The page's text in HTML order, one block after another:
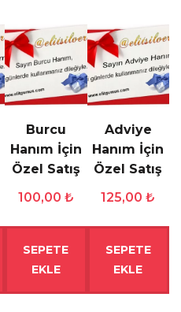
Burcu
Hanım İçin
Özel Satış
100,00 ₺
SEPETE
EKLE
Adviye
Hanım İçin
Özel Satış
125,00₺
SEPETE
EKLE